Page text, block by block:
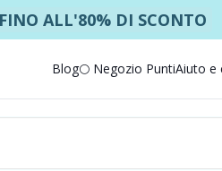
ALL'80% DI SCONTO
Blog🌕 Negozio PuntiAiuto e